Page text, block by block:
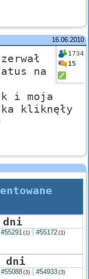
16.06.2010
1734
15
na
i moja
kliknęły
dni
#55291(1) #55172(1)
dni
#55088(3) #54933(3)